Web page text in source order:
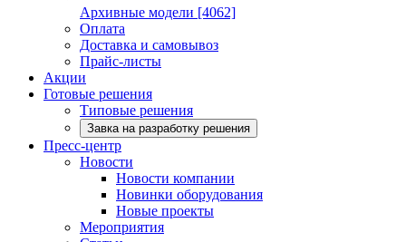
Архивные модели [4062]
Оплата
Доставка и самовывоз
Прайс-листы
Акции
Готовые решения
Типовые решения
Завка на разработку решения
Пресс-центр
Новости
Новости компании
Новинки оборудования
Новые проекты
Мероприятия